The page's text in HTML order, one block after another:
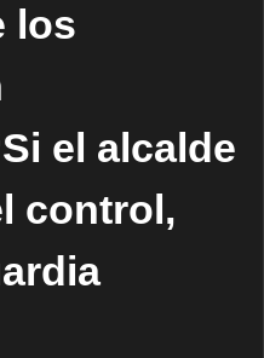
los
el alcalde
control,